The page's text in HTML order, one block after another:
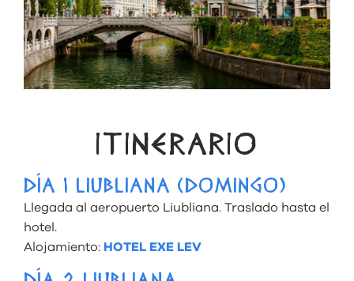
ITINERARIO
DÍA 1 LIUBLIANA (DOMINGO)
Llegada al aeropuerto Liubliana. Traslado hasta el
hotel.
Alojamiento: HOTEL EXE LEV